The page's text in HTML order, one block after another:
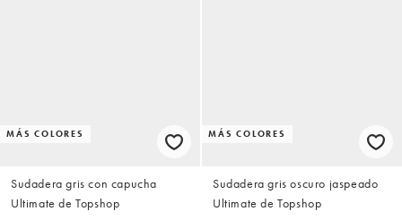
MÁS COLORES
Sudadera gris con capucha
Ultimate de Topshop
MÁS COLORES
Sudadera gris oscuro jaspeado
Ultimate de Topshop